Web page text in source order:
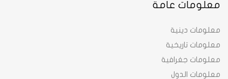
معلومات عامة
معلومات دينية
معلومات تاريخية
معلومات جغرافية
معلومات الدول